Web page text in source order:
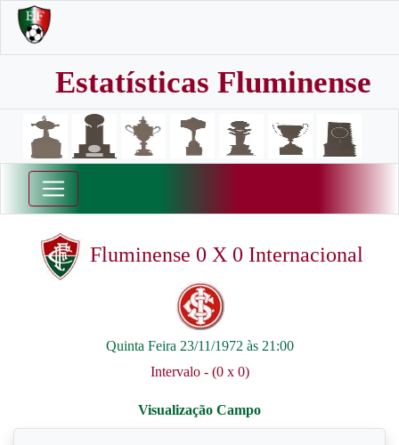
Estatísticas Fluminense
Fluminense 0 X 0 Internacional
Quinta Feira 23/11/1972 às 21:00
Intervalo - (0 x 0)